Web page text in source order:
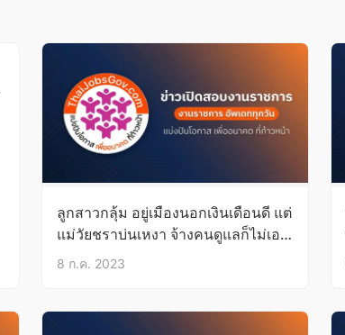
ลูกสาวกลุ้ม อยู่เมืองนอกเงินเดือนดี แต่
แม่วัยชราบ่นเหงา จ้างคนดูแลก็ไม่เอา
รอลูกกลับไทยอย่างเดียว
8 ก.ค. 2023